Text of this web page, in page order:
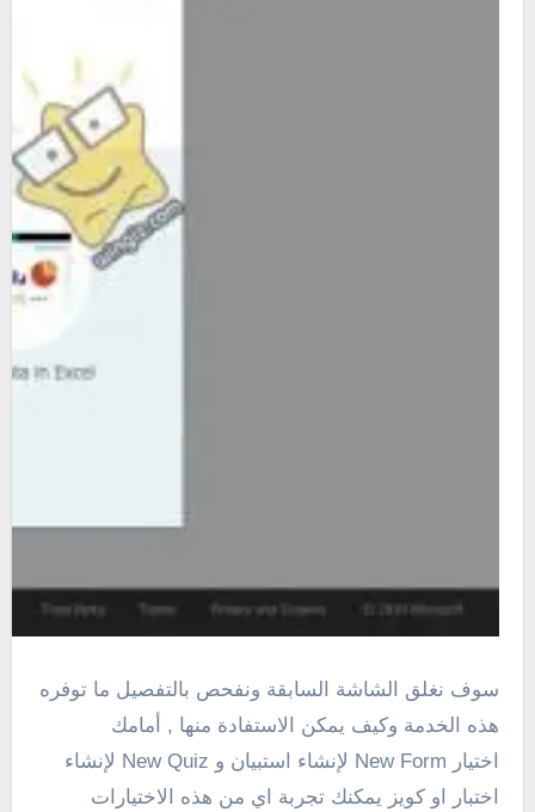
سوف نغلق الشاشة السابقة ونفحص بالتفصيل ما توفره
هذه الخدمة وكيف يمكن الاستفادة منها , أمامك
اختيار New Form لإنشاء استبيان و New Quiz لإنشاء
اختبار او كويز يمكنك تجربة اي من هذه الاختيارات